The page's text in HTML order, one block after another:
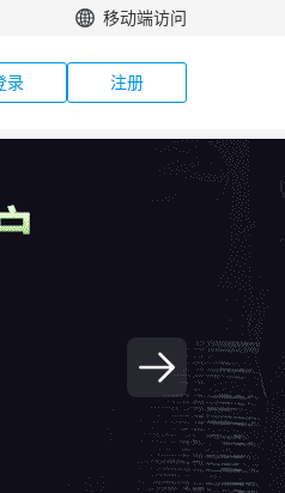
移动端访问
录 注册